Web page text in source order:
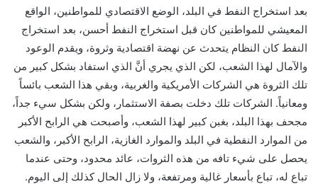
بعد استخراج النفط في البلد، الوضع الاقتصادي للمواطنين، الواقع
المعيشي للمواطنين كان قبل استخراج النفط أحسن، بعد استخراج
النفط كان النظام يتحدث عن نهضة اقتصادية وثروة، ويقدم الوعود
والآمال لهذا الشعب، لكن الذي يجري أنَّ الذي استفاد بشكل كبير من
تلك الثروة هي الشركات الأمريكية والغربية، وبقي هذا الشعب بائساً
ومعانياً. الشركات تلك دخلت بصفة الاستثمار، ولكن بشكل سيء جداً،
مجحف بهذا البلد، بغبن كبير لهذا الشعب، وأصبحت هي الرابح الأكبر
من الموارد النفطية في البلد والموارد الغازية، الرابح الأكبر، والشعب
يحصل على شيء تافه من هذه الثروات، عائد محدود، وحتى عندما
تباع له، تباع بأسعار غالية ومرتفعة، ولا زال الحال كذلك إلى اليوم.